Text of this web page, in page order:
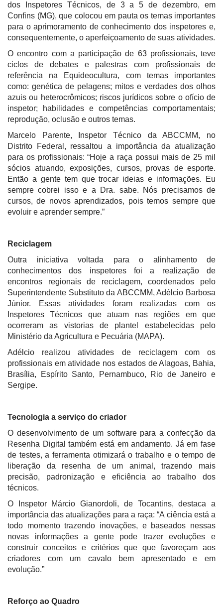
dos Inspetores Técnicos, de 3 a 5 de dezembro, em
Confins (MG), que colocou em pauta os temas importantes
para o aprimoramento de conhecimento dos inspetores e,
consequentemente, o aperfeiçoamento de suas atividades.
O encontro com a participação de 63 profissionais, teve
ciclos de debates e palestras com profissionais de
referência na Equideocultura, com temas importantes
como: genética de pelagens; mitos e verdades dos olhos
azuis ou heterocrômicos; riscos jurídicos sobre o ofício de
inspetor; habilidades e competências comportamentais;
reprodução, oclusão e outros temas.
Marcelo Parente, Inspetor Técnico da ABCCMM, no
Distrito Federal, ressaltou a importância da atualização
para os profissionais: “Hoje a raça possui mais de 25 mil
sócios atuando, exposições, cursos, provas de esporte.
Então a gente tem que trocar ideias e informações. Eu
sempre cobrei isso e a Dra. sabe. Nós precisamos de
cursos, de novos aprendizados, pois temos sempre que
evoluir e aprender sempre.”
Reciclagem
Outra iniciativa voltada para o alinhamento de
conhecimentos dos inspetores foi a realização de
encontros regionais de reciclagem, coordenados pelo
Superintendente Substituto da ABCCMM, Adélcio Barbosa
Júnior. Essas atividades foram realizadas com os
Inspetores Técnicos que atuam nas regiões em que
ocorreram as vistorias de plantel estabelecidas pelo
Ministério da Agricultura e Pecuária (MAPA).
Adélcio realizou atividades de reciclagem com os
profissionais em atividade nos estados de Alagoas, Bahia,
Brasília, Espírito Santo, Pernambuco, Rio de Janeiro e
Sergipe.
Tecnologia a serviço do criador
O desenvolvimento de um software para a confecção da
Resenha Digital também está em andamento. Já em fase
de testes, a ferramenta otimizará o trabalho e o tempo de
liberação da resenha de um animal, trazendo mais
precisão, padronização e eficiência ao trabalho dos
técnicos.
O Inspetor Márcio Gianordoli, de Tocantins, destaca a
importância das atualizações para a raça: “A ciência está a
todo momento trazendo inovações, e baseados nessas
novas informações a gente pode trazer evoluções e
construir conceitos e critérios que que favoreçam aos
criadores com um cavalo bem apresentado e em
evolução.”
Reforço ao Quadro